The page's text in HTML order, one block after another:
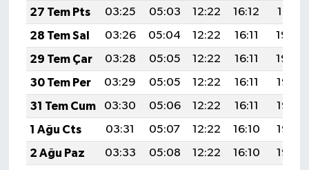
27 Tem Pts
03:25 05:03 12:22 16:12
19:31
28 Tem Sal
03:26 05:04 12:22 16:11
19:30
29 Tem Çar
03:28 05:05 12:22 16:11
19:29
30 Tem Per
03:29 05:05 12:22 16:11
19:28
31 Tem Cum
03:30 05:06 12:22 16:11
19:27
1 Ağu Cts
03:31 05:07 12:22 16:10
19:26
2 Ağu Paz
03:33 05:08 12:22 16:10
19:25